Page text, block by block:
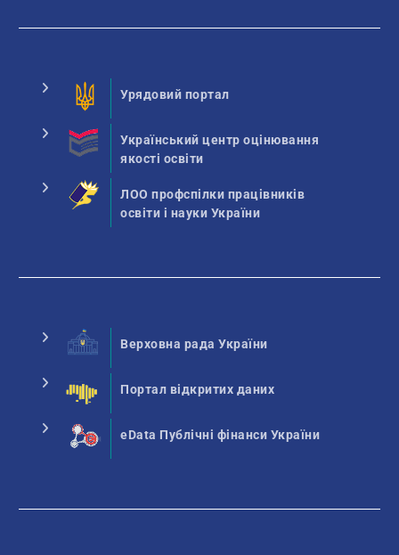
Урядовий портал
Український центр оцінювання
якості освіти
ЛОО профспілки працівників
освіти і науки України
Верховна рада України
Портал відкритих даних
eData Публічні фінанси України